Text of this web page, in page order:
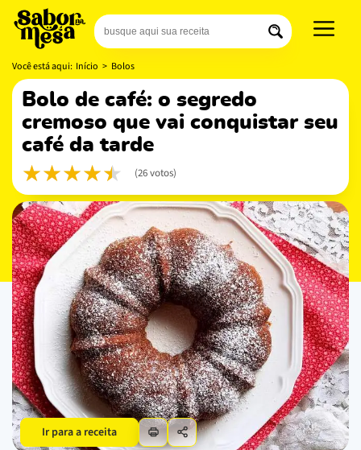
Você está aqui: Início > Bolos
bolo de café: o segredo
cremoso que vai conquistar seu
café da tarde
(26 votos)
Ir para a receita